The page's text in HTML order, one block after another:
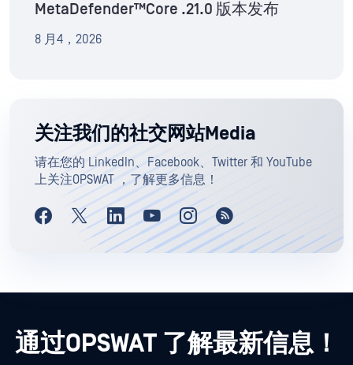
MetaDefender™Core .21.0 版本发布
8 月4，2026
关注我们的社交网站Media
请在您的 LinkedIn、Facebook、Twitter 和 YouTube
上关注OPSWAT ，了解更多信息！
通过OPSWAT 了解最新信息！